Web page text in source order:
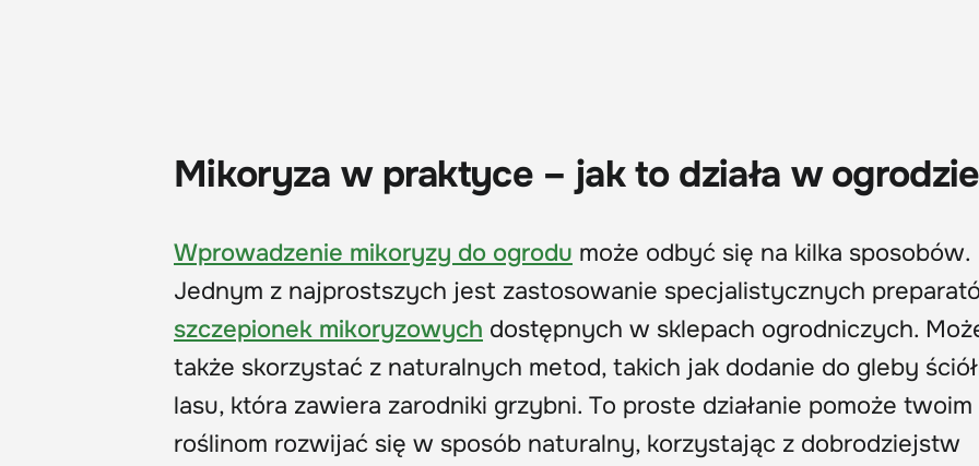
Mikoryza w praktyce – jak to działa w
Wprowadzenie mikoryzy do ogrodu może odbyć się na kilka sposobów.
Jednym z najprostszych jest zastosowanie specjalistycznych
szczepionek mikoryzowych dostępnych w sklepach ogrodniczych.
także skorzystać z naturalnych metod, takich jak dodanie do gleby
lasu, która zawiera zarodniki grzybni. To proste działanie pomoże twoim
roślinom rozwijać się w sposób naturalny, korzystając z dobrodziejstw